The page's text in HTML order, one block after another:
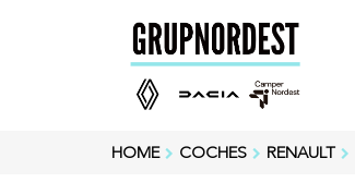
HOME COCHES RENAULT